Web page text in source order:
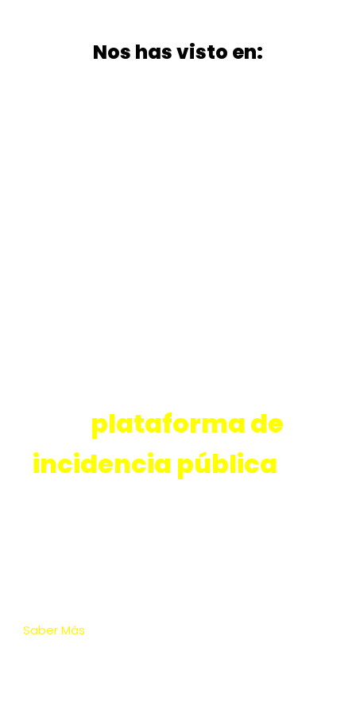
Nos has visto en:
plataforma de
incidencia pública
Saber Más